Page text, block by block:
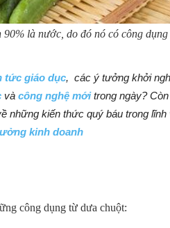
là nước, do đó nó có công
tức giáo dục, các ý tưởng khởi
và công nghệ mớitrong ngày?
những kiến thức quý báu trong
kinh doanh
công dụng từ dưa chuột: